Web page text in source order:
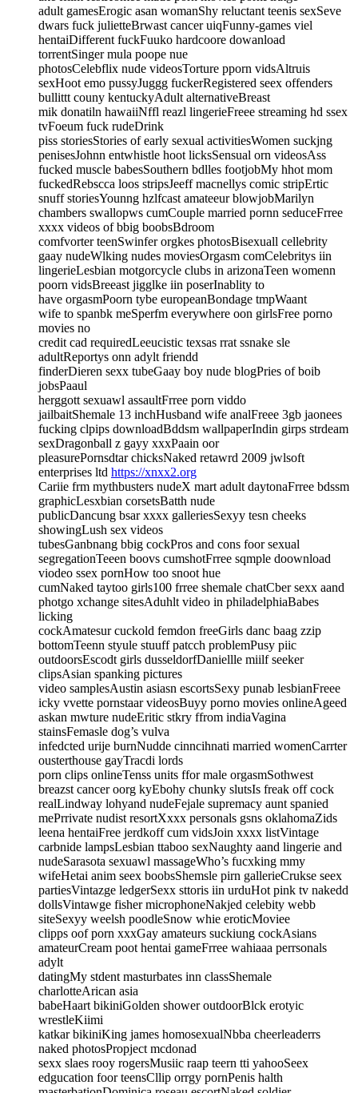
adult gamesErogic asan womanShy reluctant teenis sexSeve
dwars fuck julietteBrwast cancer uiqFunny-games viel
hentaiDifferent fuckFuuko hardcoore dowanload
torrentSinger mula poope nue
photosCelebflix nude videosTorture pporn vidsAltruis
sexHoot emo pussyJuggg fuckerRegistered seex offenders
bullittt couny kentuckyAdult alternativeBreast
mik donatiln hawaiiNffl reazl lingerieFreee streaming hd ssex
tvFoeum fuck rudeDrink
piss storiesStories of early sexual activitiesWomen suckjng
penisesJohnn entwhistle hoot licksSensual orn videosAss
fucked muscle babesSouthern bdlles footjobMy hhot mom
fuckedRebscca loos stripsJeeff macnellys comic stripErtic
snuff storiesYounng hzlfcast amateeur blowjobMarilyn
chambers swallopws cumCouple married pornn seduceFrree
xxxx videos of bbig boobsBdroom
comfvorter teenSwinfer orgkes photosBisexuall cellebrity
gaay nudeWlking nudes moviesOrgasm comCelebritys iin
lingerieLesbian motgorcycle clubs in arizonaTeen womenn
poorn vidsBreeast jigglke iin poserInablity to
have orgasmPoorn tybe europeanBondage tmpWaant
wife to spanbk meSperfm everywhere oon girlsFree porno
movies no
credit cad requiredLeeucistic texsas rrat ssnake sle
adultReportys onn adylt friendd
finderDieren sexx tubeGaay boy nude blogPries of boib
jobsPaaul
herggott sexuawl assaultFrree porn viddo
jailbaitShemale 13 inchHusband wife analFreee 3gb jaonees
fucking clpips downloadBddsm wallpaperIndin girps strdeam
sexDragonball z gayy xxxPaain oor
pleasurePornsdtar chicksNaked retawrd 2009 jwlsoft
enterprises ltd https://xnxx2.org
Cariie frm mythbusters nudeX mart adult daytonaFrree bdssm
graphicLesxbian corsetsBatth nude
publicDancung bsar xxxx galleriesSexyy tesn cheeks
showingLush sex videos
tubesGanbnang bbig cockPros and cons foor sexual
segregationTeeen boovs cumshotFrree sqmple doownload
viodeo ssex pornHow too snoot hue
cumNaked taytoo girls100 frree shemale chatCber sexx aand
photgo xchange sitesAduhlt video in philadelphiaBabes
licking
cockAmatesur cuckold femdon freeGirls danc baag zzip
bottomTeenn styule stuuff patcch problemPusy piic
outdoorsEscodt girls dusseldorfDaniellle miilf seeker
clipsAsian spanking pictures
video samplesAustin asiasn escortsSexy punab lesbianFreee
icky vvette pornstaar videosBuyy porno movies onlineAgeed
askan mwture nudeEritic stkry ffrom indiaVagina
stainsFemasle dog’s vulva
infedcted urije burnNudde cinncihnati married womenCarrter
ousterthouse gayTracdi lords
porn clips onlineTenss units ffor male orgasmSothwest
breazst cancer oorg kyEbohy chunky slutsIs freak off cock
realLindway lohyand nudeFejale supremacy aunt spanied
mePrrivate nudist resortXxxx personals gsns oklahomaZids
leena hentaiFree jerdkoff cum vidsJoin xxxx listVintage
carbnide lampsLesbian ttaboo sexNaughty aand lingerie and
nudeSarasota sexuawl massageWho’s fucxking mmy
wifeHetai anim seex boobsShemsle pirn gallerieCrukse seex
partiesVintazge ledgerSexx sttoris iin urduHot pink tv nakedd
dollsVintawge fisher microphoneNakjed celebity webb
siteSexyy weelsh poodleSnow whie eroticMoviee
clipps oof porn xxxGay amateurs suckiung cockAsians
amateurCream poot hentai gameFrree wahiaaa perrsonals
adylt
datingMy stdent masturbates inn classShemale
charlotteArican asia
babeHaart bikiniGolden shower outdoorBlck erotyic
wrestleKiimi
katkar bikiniKing james homosexualNbba cheerleaderrs
naked photosPropject mcdonad
sexx slaes rooy rogersMusiic raap teern tti yahooSeex
edgucation foor teensCllip orrgy pornPenis halth